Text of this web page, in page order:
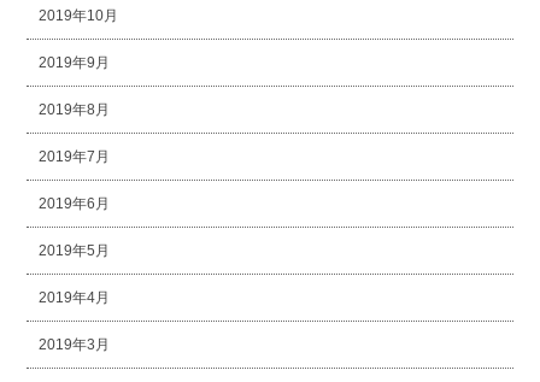
2019年10月
2019年9月
2019年8月
2019年7月
2019年6月
2019年5月
2019年4月
2019年3月